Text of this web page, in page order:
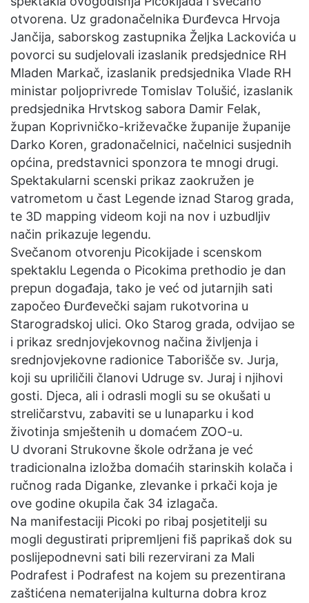
otvorena. Uz gradonačelnika Đurđevca Hrvoja
Jančija, saborskog zastupnika Željka Lackovića u
povorci su sudjelovali izaslanik predsjednice RH
Mladen Markač, izaslanik predsjednika Vlade RH
ministar poljoprivrede Tomislav Tolušić, izaslanik
predsjednika Hrvtskog sabora Damir Felak,
župan Koprivničko-križevačke županije županije
Darko Koren, gradonačelnici, načelnici susjednih
općina, predstavnici sponzora te mnogi drugi.
Spektakularni scenski prikaz zaokružen je
vatrometom u čast Legende iznad Starog grada,
te 3D mapping videom koji na nov i uzbudljiv
način prikazuje legendu.
Svečanom otvorenju Picokijade i scenskom
spektaklu Legenda o Picokima prethodio je dan
prepun događaja, tako je već od jutarnjih sati
započeo Đurđevečki sajam rukotvorina u
Starogradskoj ulici. Oko Starog grada, odvijao se
i prikaz srednjovjekovnog načina življenja i
srednjovjekovne radionice Taborišče sv. Jurja,
koji su upriličili članovi Udruge sv. Juraj i njihovi
gosti. Djeca, ali i odrasli mogli su se okušati u
streličarstvu, zabaviti se u lunaparku i kod
životinja smještenih u domaćem ZOO-u.
U dvorani Strukovne škole održana je već
tradicionalna izložba domaćih starinskih kolača i
ručnog rada Diganke, zlevanke i prkači koja je
ove godine okupila čak 34 izlagača.
Na manifestaciji Picoki po ribaj posjetitelji su
mogli degustirati pripremljeni fiš paprikaš dok su
poslijepodnevni sati bili rezervirani za Mali
Podrafest i Podrafest na kojem su prezentirana
zaštićena nematerijalna kulturna dobra kroz